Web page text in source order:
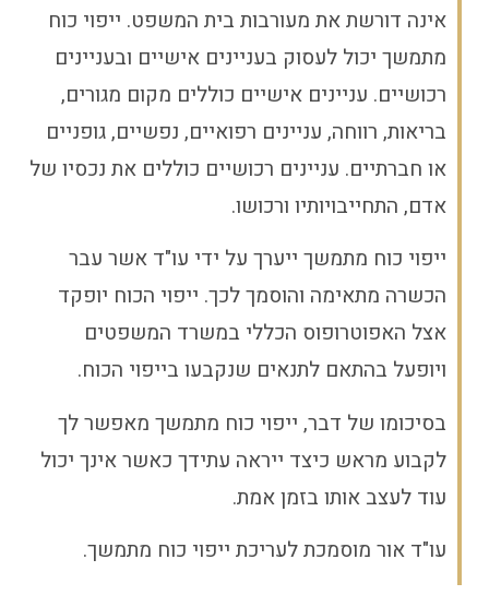
אינה דורשת את מעורבות בית המשפט. ייפוי כוח
מתמשך יכול לעסוק בעניינים אישיים ובעניינים
רכושיים. עניינים אישיים כוללים מקום מגורים,
בריאות, רווחה, עניינים רפואיים, נפשיים, גופניים
או חברתיים. עניינים רכושיים כוללים את נכסיו של
אדם, התחייבויותיו ורכושו.
ייפוי כוח מתמשך ייערך על ידי עו"ד אשר עבר
הכשרה מתאימה והוסמך לכך. ייפוי הכוח יופקד
אצל האפוטרופוס הכללי במשרד המשפטים
ויופעל בהתאם לתנאים שנקבעו בייפוי הכוח.
בסיכומו של דבר, ייפוי כוח מתמשך מאפשר לך
לקבוע מראש כיצד ייראה עתידך כאשר אינך יכול
עוד לעצב אותו בזמן אמת.
עו"ד אור מוסמכת לעריכת ייפוי כוח מתמשך.